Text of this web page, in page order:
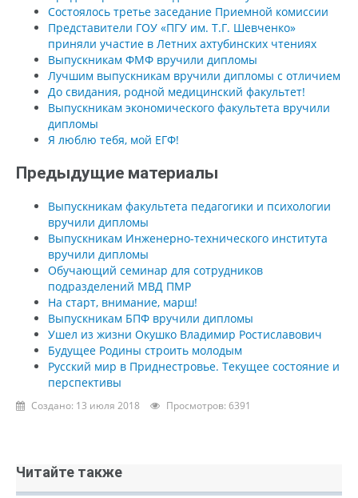
Состоялось третье заседание Приемной комиссии
Представители ГОУ «ПГУ им. Т.Г. Шевченко»
приняли участие в Летних ахтубинских чтениях
Выпускникам ФМФ вручили дипломы
Лучшим выпускникам вручили дипломы с отличием
До свидания, родной медицинский факультет!
Выпускникам экономического факультета вручили
дипломы
Я люблю тебя, мой ЕГФ!
Предыдущие материалы
Выпускникам факультета педагогики и психологии
вручили дипломы
Выпускникам Инженерно-технического института
вручили дипломы
Обучающий семинар для сотрудников
подразделений МВД ПМР
На старт, внимание, марш!
Выпускникам БПФ вручили дипломы
Ушел из жизни Окушко Владимир Ростиславович
Будущее Родины строить молодым
Русский мир в Приднестровье. Текущее состояние и
перспективы
Создано: 13 июля 2018 Просмотров: 6391
Читайте также